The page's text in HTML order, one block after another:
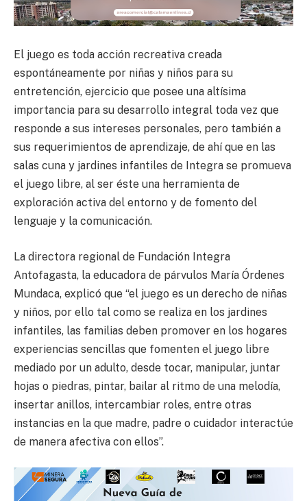
El juego es toda acción recreativa creada
espontáneamente por niñas y niños para su
entretención, ejercicio que posee una altísima
importancia para su desarrollo integral toda vez que
responde a sus intereses personales, pero también a
sus requerimientos de aprendizaje, de ahí que en las
salas cuna y jardines infantiles de Integra se promueva
el juego libre, al ser éste una herramienta de
exploración activa del entorno y de fomento del
lenguaje y la comunicación.
La directora regional de Fundación Integra
Antofagasta, la educadora de párvulos María Órdenes
Mundaca, explicó que “el juego es un derecho de niñas
y niños, por ello tal como se realiza en los jardines
infantiles, las familias deben promover en los hogares
experiencias sencillas que fomenten el juego libre
mediado por un adulto, desde tocar, manipular, juntar
hojas o piedras, pintar, bailar al ritmo de una melodía,
insertar anillos, intercambiar roles, entre otras
instancias en la que madre, padre o cuidador interactúe
de manera afectiva con ellos”.